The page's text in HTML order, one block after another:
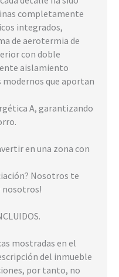
completamente
integrados,
de aerotermia de
con doble
aislamiento
modernos que aportan
A, garantizando
en una zona con
Nosotros te
nosotros!
mostradas en el
del inmueble
por tanto, no